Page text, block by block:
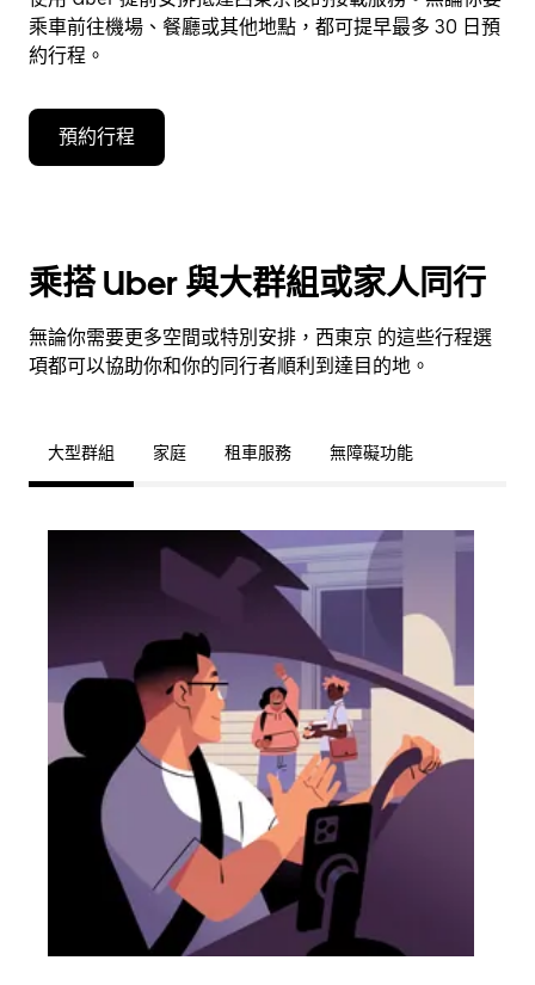
日
曆。
乘車前往機場、餐廳或其他地點，都可提早最多 30 日預
約行程。
預約行程
乘搭 Uber 與大群組或家人同行
無論你需要更多空間或特別安排，西東京 的這些行程選
項都可以協助你和你的同行者順利到達目的地。
大型群組 家庭 租車服務 無障礙功能